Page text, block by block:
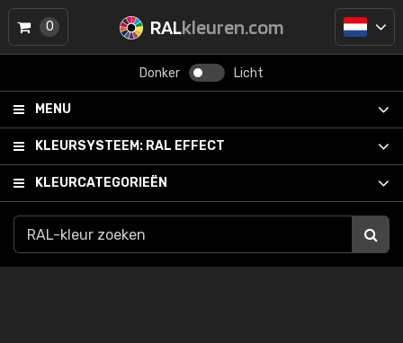
RALkleuren.com
Donker Licht
MENU
KLEURSYSTEEM: RAL EFFECT
KLEURCATEGORIEËN
0